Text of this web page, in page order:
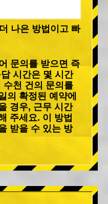
나은 방법이고 빠
문의를 받으면 즉
시간은 몇 시간
수천 건의 문의를
의 확정된 예약에
경우, 근무 시간
주세요. 이 방법
받을 수 있는 방